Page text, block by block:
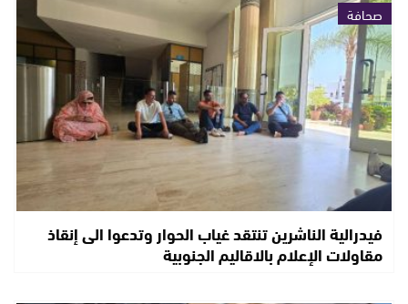
صحافة
فيدرالية الناشرين تنتقد غياب الحوار وتدعوا الى إنقاذ
مقاولات الإعلام بالاقاليم الجنوبية